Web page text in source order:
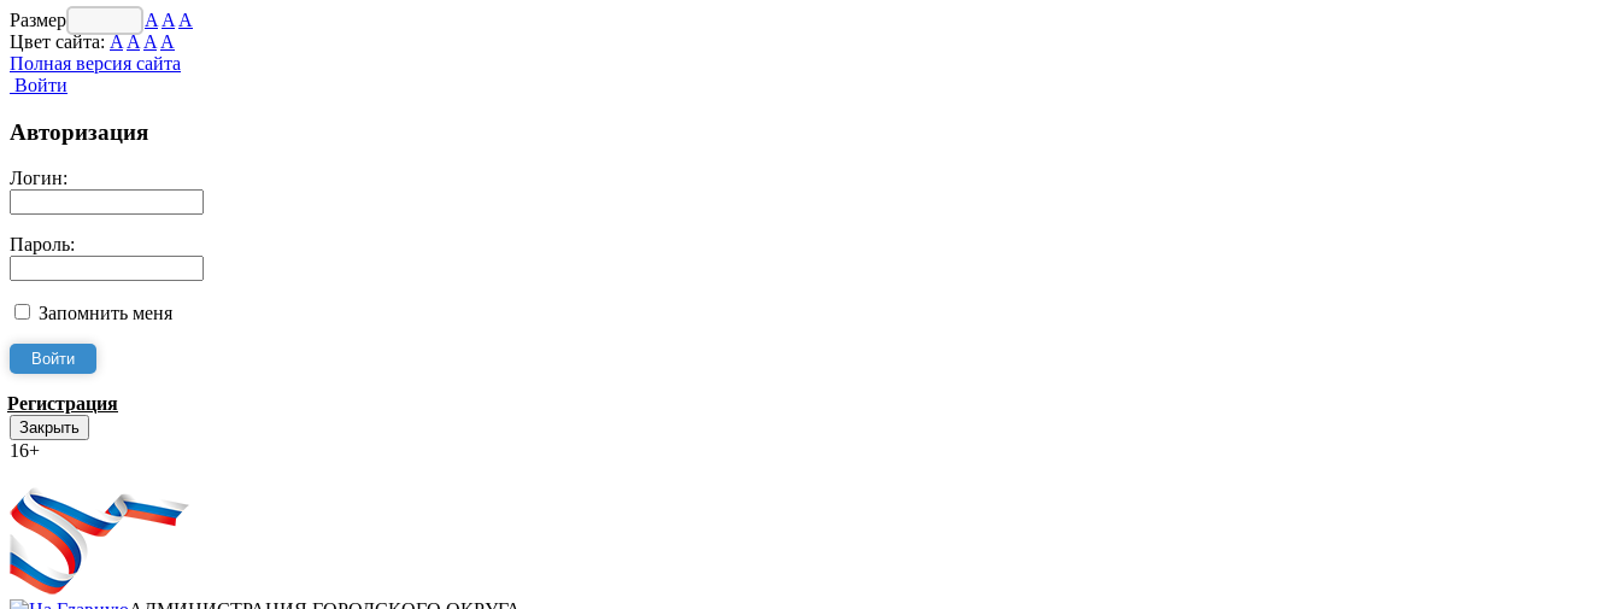
Размер шрифта: A A A
Цвет сайта:AA A A
Полная версия сайта
Войти
Авторизация
Логин:
Пароль:
Запомнить меня
Регистрация
Закрыть
16+